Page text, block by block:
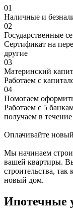
01
Наличные и
02
Государственные
Сертификат на
другие
03
Материнский
Работаем с
04
Помогаем
Работаем с 5
получаем в
Оплачивайте
Мы начинаем
вашей квартиры.
строительства, так
новый дом.
Ипотечные